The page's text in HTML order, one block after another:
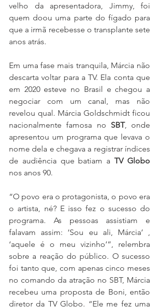
velho da apresentadora, Jimmy, foi
quem doou uma parte do fígado para
que a irmã recebesse o transplante sete
anos atrás.
Em uma fase mais tranquila, Márcia não
descarta voltar para a TV. Ela conta que
em 2020 esteve no Brasil e chegou a
negociar com um canal, mas não
revelou qual. Márcia Goldschmidt ficou
nacionalmente famosa no SBT, onde
apresentou um programa que levava o
nome dela e chegava a registrar índices
de audiência que batiam a TV Globo
nos anos 90.
“O povo era o protagonista, o povo era
o artista, né? E isso fez o sucesso do
programa. As pessoas assistiam e
falavam assim: ‘Sou eu ali, Márcia’ ,
‘aquele é o meu vizinho’”, relembra
sobre a reação do público. O sucesso
foi tanto que, com apenas cinco meses
no comando da atração no SBT, Márcia
recebeu uma proposta de Boni, então
diretor da TV Globo. “Ele me fez uma